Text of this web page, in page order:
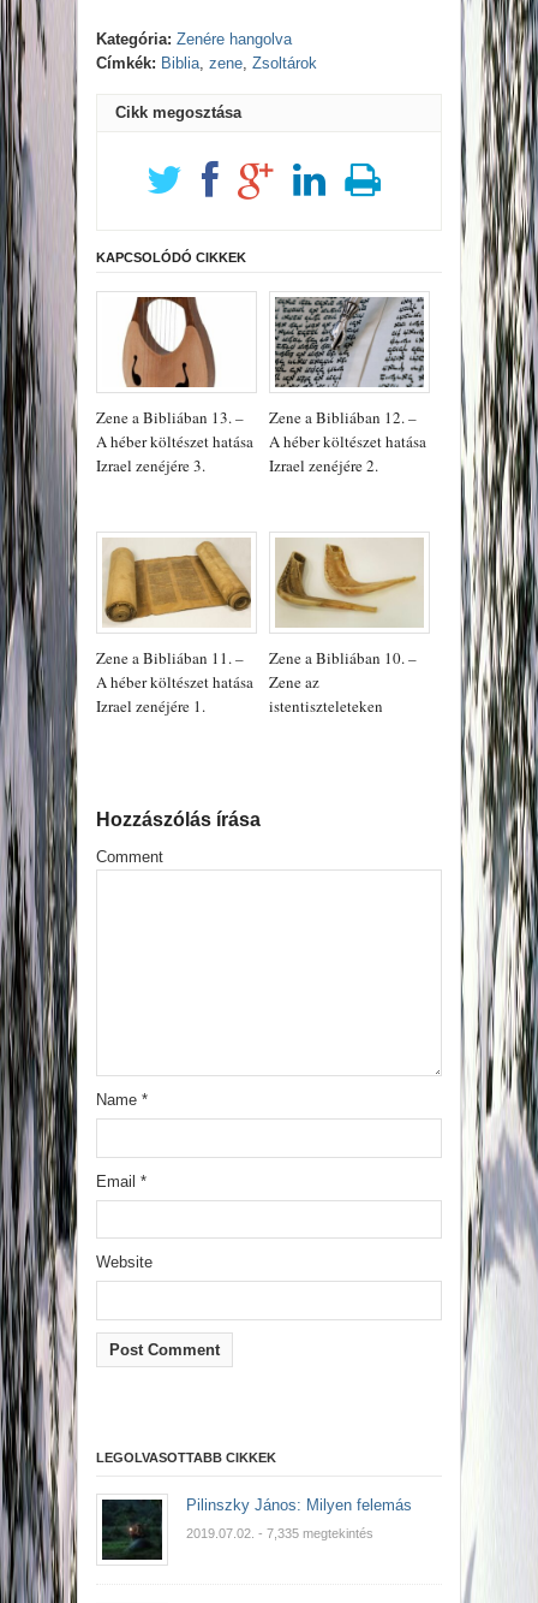
Kategória: Zenére hangolva
Címkék: Biblia, zene, Zsoltárok
Cikk megosztása
KAPCSOLÓDÓ CIKKEK
Zene a Bibliában 13. –
A héber költészet hatása
Izrael zenéjére 3.
Zene a Bibliában 12. –
A héber költészet hatása
Izrael zenéjére 2.
Zene a Bibliában 11. –
A héber költészet hatása
Izrael zenéjére 1.
Zene a Bibliában 10. –
Zene az
istentiszteleteken
Hozzászólás írása
Comment
Name *
Email *
Website
LEGOLVASOTTABB CIKKEK
Pilinszky János: Milyen felemás
2019.07.02. - 7,335 megtekintés